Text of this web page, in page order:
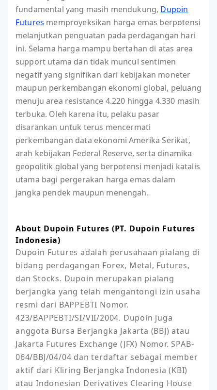
fundamental yang masih mendukung, Dupoin
Futures memproyeksikan harga emas berpotensi
melanjutkan penguatan pada perdagangan hari
ini. Selama harga mampu bertahan di atas area
support utama dan tidak muncul sentimen
negatif yang signifikan dari kebijakan moneter
maupun perkembangan ekonomi global, peluang
menuju area resistance 4.220 hingga 4.330 masih
terbuka. Oleh karena itu, pelaku pasar
disarankan untuk terus mencermati
perkembangan data ekonomi Amerika Serikat,
arah kebijakan Federal Reserve, serta dinamika
geopolitik global yang berpotensi menjadi katalis
utama bagi pergerakan harga emas dalam
jangka pendek maupun menengah.
About Dupoin Futures (PT. Dupoin Futures
Indonesia)
Dupoin Futures adalah perusahaan pialang di
bidang perdagangan Forex, Metal, Futures,
dan Stocks. Dupoin merupakan pialang
berjangka yang telah mengantongi izin usaha
resmi dari BAPPEBTI Nomor.
423/BAPPEBTI/SI/VII/2004. Dupoin juga
anggota Bursa Berjangka Jakarta (BBJ) atau
Jakarta Futures Exchange (JFX) Nomor. SPAB-
064/BBJ/04/04 dan terdaftar sebagai member
aktif dari Kliring Berjangka Indonesia (KBI)
atau Indonesian Derivatives Clearing House